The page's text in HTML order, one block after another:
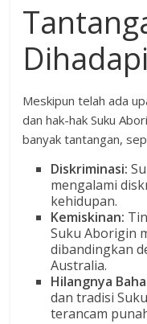
Dihadapi
Meskipun telah ada
dan hak-hak Suku
banyak tantangan,
Diskriminasi:
mengalami
kehidupan.
Kemiskinan:
Suku Aborigin
dibandingkan
Australia.
Hilangnya
dan tradisi
terancam